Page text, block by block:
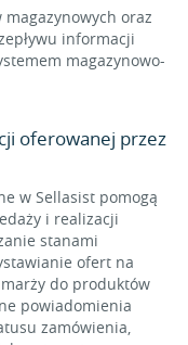
oraz
informacji
magazynowo-
oferowanej przez
w Sellasist pomogą
i realizacji
stanami
ofert na
do produktów
powiadomienia
zamówienia,